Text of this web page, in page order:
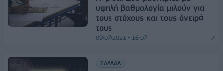
υψηλή βαθμολογία μιλούν για
τους στόχους και τους όνειρά
τους
09/07/2021 - 16:07
ΕΛΛΑΔΑ